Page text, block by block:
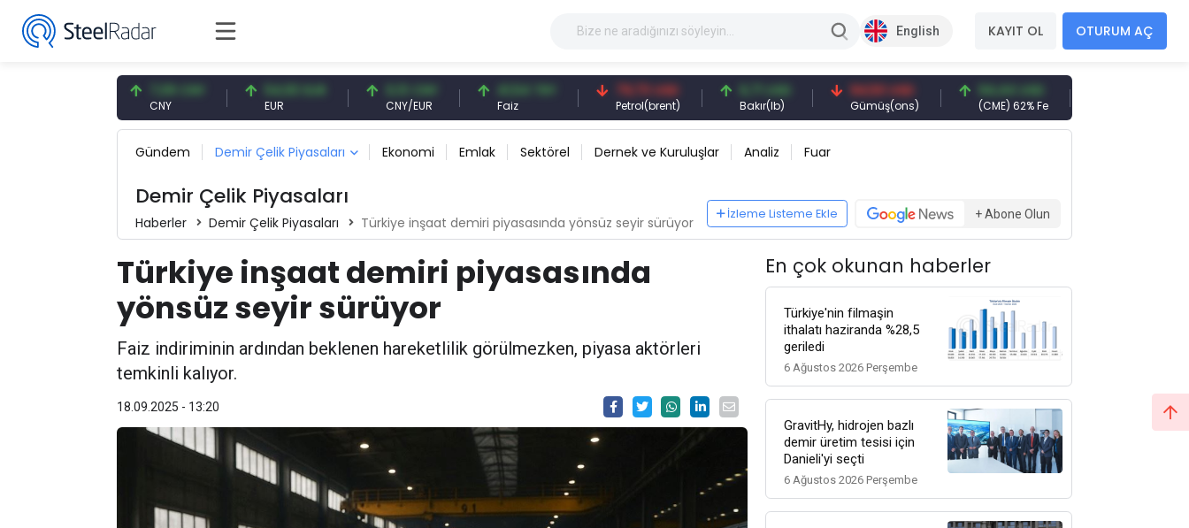
English KAYIT OL OTURUM AÇ
7,09 CNY 54,93 EUR
EUR
0,13 CNY
CNY/EUR
41,54 TRY
Faiz
79,73 USD
Petrol(brent)
6,71 USD
Bakır(lb)
94,50 USD
Gümüş(ons)
94,44 USD
(CME) 62% Fe
377,25 USD
Gemi Söküm
Gündem Demir Çelik Piyasaları Ekonomi Emlak Sektörel Dernek ve Kuruluşlar Analiz Fuar
Demir Çelik Piyasaları
Haberler Demir Çelik Piyasaları Türkiye inşaat demiri piyasasında yönsüz seyir sürüyor
İzleme Listeme Ekle + Abone Olun
Türkiye inşaat demiri piyasasında
yönsüz seyir sürüyor
Faiz indiriminin ardından beklenen hareketlilik görülmezken, piyasa aktörleri
temkinli kalıyor.
18.09.2025 - 13:20
En çok okunan haberler
Türkiye'nin filmaşin
ithalatı haziranda %28,5
geriledi
6 Ağustos 2026 Perşembe
GravitHy, hidrojen bazlı
demir üretim tesisi için
Danieli'yi seçti
6 Ağustos 2026 Perşembe